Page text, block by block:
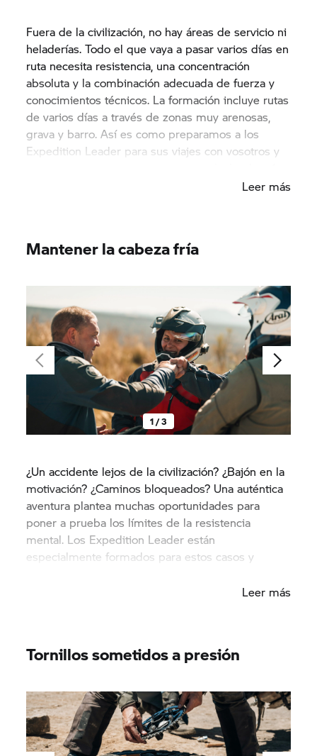
Fuera de la civilización, no hay áreas de servicio ni
heladerías. Todo el que vaya a pasar varios días en
ruta necesita resistencia, una concentración
absoluta y la combinación adecuada de fuerza y
conocimientos técnicos. La formación incluye rutas
de varios días a través de zonas muy arenosas,
grava y barro. Así es como preparamos a los
Expedition Leader para sus viajes con vosotros y
Leer más
Mantener la cabeza fría
1 / 3
¿Un accidente lejos de la civilización? ¿Bajón en la
motivación? ¿Caminos bloqueados? Una auténtica
aventura plantea muchas oportunidades para
poner a prueba los límites de la resistencia
mental. Los Expedition Leader están
especialmente formados para estos casos y
Leer más
Tornillos sometidos a presión